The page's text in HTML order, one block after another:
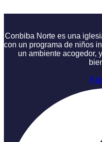
Conbiba Norte es una
con un programa de niños
un ambiente acogedor,